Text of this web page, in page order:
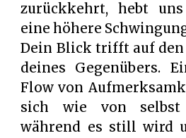
zurückkehrt, hebt
eine höhere
Dein Blick trifft auf
deines Gegenübers.
Flow von
sich wie von selbst
während es still wird